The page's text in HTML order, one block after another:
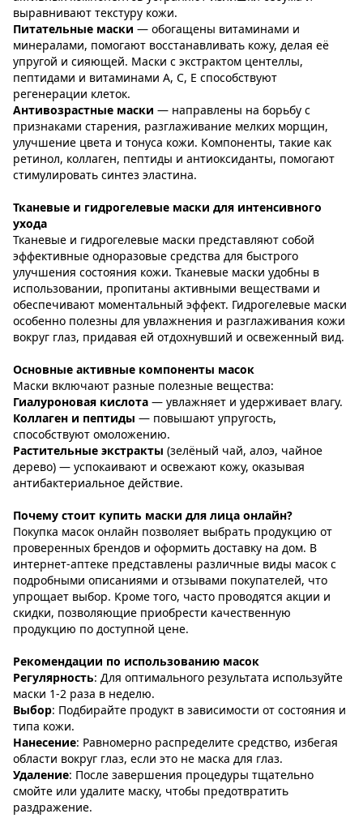
выравнивают текстуру кожи.
Питательные маски — обогащены витаминами и
минералами, помогают восстанавливать кожу, делая её
упругой и сияющей. Маски с экстрактом центеллы,
пептидами и витаминами A, C, E способствуют
регенерации клеток.
Антивозрастные маски — направлены на борьбу с
признаками старения, разглаживание мелких морщин,
улучшение цвета и тонуса кожи. Компоненты, такие как
ретинол, коллаген, пептиды и антиоксиданты, помогают
стимулировать синтез эластина.
Тканевые и гидрогелевые маски для интенсивного
ухода
Тканевые и гидрогелевые маски представляют собой
эффективные одноразовые средства для быстрого
улучшения состояния кожи. Тканевые маски удобны в
использовании, пропитаны активными веществами и
обеспечивают моментальный эффект. Гидрогелевые маски
особенно полезны для увлажнения и разглаживания кожи
вокруг глаз, придавая ей отдохнувший и освеженный вид.
Основные активные компоненты масок
Маски включают разные полезные вещества:
Гиалуроновая кислота — увлажняет и удерживает влагу.
Коллаген и пептиды — повышают упругость,
способствуют омоложению.
Растительные экстракты (зелёный чай, алоэ, чайное
дерево) — успокаивают и освежают кожу, оказывая
антибактериальное действие.
Почему стоит купить маски для лица онлайн?
Покупка масок онлайн позволяет выбрать продукцию от
проверенных брендов и оформить доставку на дом. В
интернет-аптеке представлены различные виды масок с
подробными описаниями и отзывами покупателей, что
упрощает выбор. Кроме того, часто проводятся акции и
скидки, позволяющие приобрести качественную
продукцию по доступной цене.
Рекомендации по использованию масок
Регулярность: Для оптимального результата используйте
маски 1-2 раза в неделю.
Выбор: Подбирайте продукт в зависимости от состояния и
типа кожи.
Нанесение: Равномерно распределите средство, избегая
области вокруг глаз, если это не маска для глаз.
Удаление: После завершения процедуры тщательно
смойте или удалите маску, чтобы предотвратить
раздражение.